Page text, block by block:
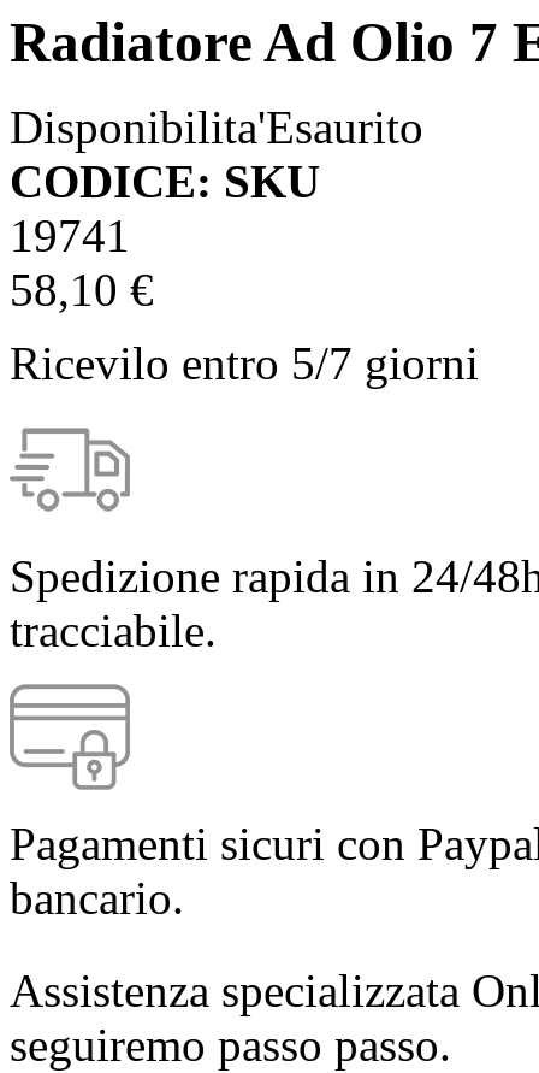
Radiatore Ad Olio 7
Disponibilita'Esaurito
CODICE: SKU
19741
58,10 €
Ricevilo entro 5/7 giorni
Spedizione rapida in 24/
tracciabile.
Pagamenti sicuri con
bancario.
Assistenza specializzata
seguiremo passo passo.